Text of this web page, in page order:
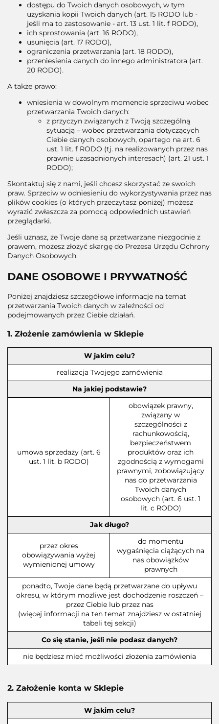
dostępu do Twoich danych osobowych, w tym
uzyskania kopii Twoich danych (art. 15 RODO lub -
jeśli ma to zastosowanie - art. 13 ust. 1 lit. f RODO),
ich sprostowania (art. 16 RODO),
usunięcia (art. 17 RODO),
ograniczenia przetwarzania (art. 18 RODO),
przeniesienia danych do innego administratora (art.
20 RODO).
A także prawo:
wniesienia w dowolnym momencie sprzeciwu wobec
przetwarzania Twoich danych:
z przyczyn związanych z Twoją szczególną
sytuacją – wobec przetwarzania dotyczących
Ciebie danych osobowych, opartego na art. 6
ust. 1 lit. f RODO (tj. na realizowanych przez nas
prawnie uzasadnionych interesach) (art. 21 ust. 1
RODO);
Skontaktuj się z nami, jeśli chcesz skorzystać ze swoich
praw. Sprzeciw w odniesieniu do wykorzystywania przez nas
plików cookies (o których przeczytasz poniżej) możesz
wyrazić zwłaszcza za pomocą odpowiednich ustawień
przeglądarki.
Jeśli uznasz, że Twoje dane są przetwarzane niezgodnie z
prawem, możesz złożyć skargę do Prezesa Urzędu Ochrony
Danych Osobowych.
DANE OSOBOWE I PRYWATNOŚĆ
Poniżej znajdziesz szczegółowe informacje na temat
przetwarzania Twoich danych w zależności od
podejmowanych przez Ciebie działań.
1. Złożenie zamówienia w Sklepie
W jakim celu?
realizacja Twojego zamówienia
Na jakiej podstawie?
umowa sprzedaży (art. 6
ust. 1 lit. b RODO)
obowiązek prawny,
związany w
szczególności z
rachunkowością,
bezpieczeństwem
produktów oraz ich
zgodnością z wymogami
prawnymi, zobowiązujący
nas do przetwarzania
Twoich danych
osobowych (art. 6 ust. 1
lit. c RODO)
Jak długo?
przez okres
obowiązywania wyżej
wymienionej umowy
do momentu
wygaśnięcia ciążących na
nas obowiązków
prawnych
ponadto, Twoje dane będą przetwarzane do upływu
okresu, w którym możliwe jest dochodzenie roszczeń –
przez Ciebie lub przez nas
(więcej informacji na ten temat znajdziesz w ostatniej
tabeli tej sekcji)
Co się stanie, jeśli nie podasz danych?
nie będziesz mieć możliwości złożenia zamówienia
2. Założenie konta w Sklepie
W jakim celu?